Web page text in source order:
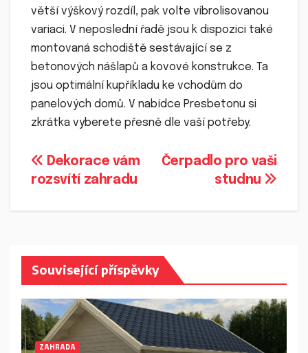
větší výškový rozdíl, pak volte vibrolisovanou
variaci. V neposlední řadě jsou k dispozici také
montovaná schodiště sestávající se z
betonových nášlapů a kovové konstrukce. Ta
jsou optimální kupříkladu ke vchodům do
panelových domů. V nabídce Presbetonu si
zkrátka vyberete přesně dle vaší potřeby.
Navigace
Čerpadlo pro vaši
studnu
Dekorace vám
rozsvítí zahradu
Související příspěvky
ZAHRADA